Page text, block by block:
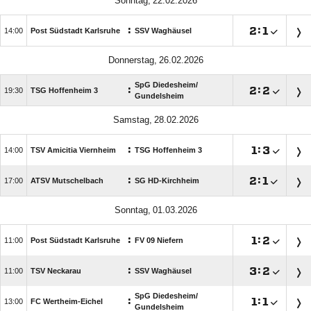
 Post Südstadt Karlsruhe : SSV Waghäusel :
 
 TSG Hoffenheim 3 : SpG Diedesheim/​
Gundelsheim
: 
 
 TSV Amicitia Viernheim : TSG Hoffenheim 3  : 
 ATSV Mutschelbach : SG HD-Kirchheim :
 
 Post Südstadt Karlsruhe : FV 09 Niefern  : 
 TSV Neckarau : SSV Waghäusel : 
 FC Wertheim-Eichel : SpG Diedesheim/​
Gundelsheim
 :